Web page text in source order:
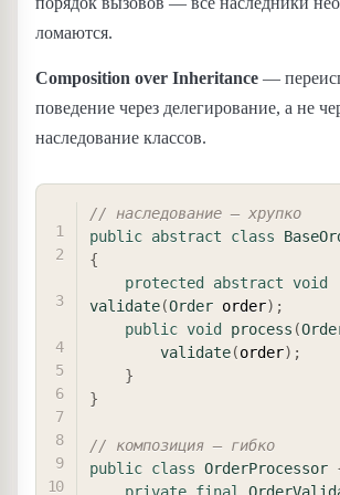
ломаются.
Composition over Inheritance —
поведение через делегирование, а не
наследование классов.
// наследование — хрупко
public abstract class
{
protected
abstract void
validate(Order order) ;
public void process (
validate(order) ;
}
}
// композиция — гибко
public class OrderProcessor